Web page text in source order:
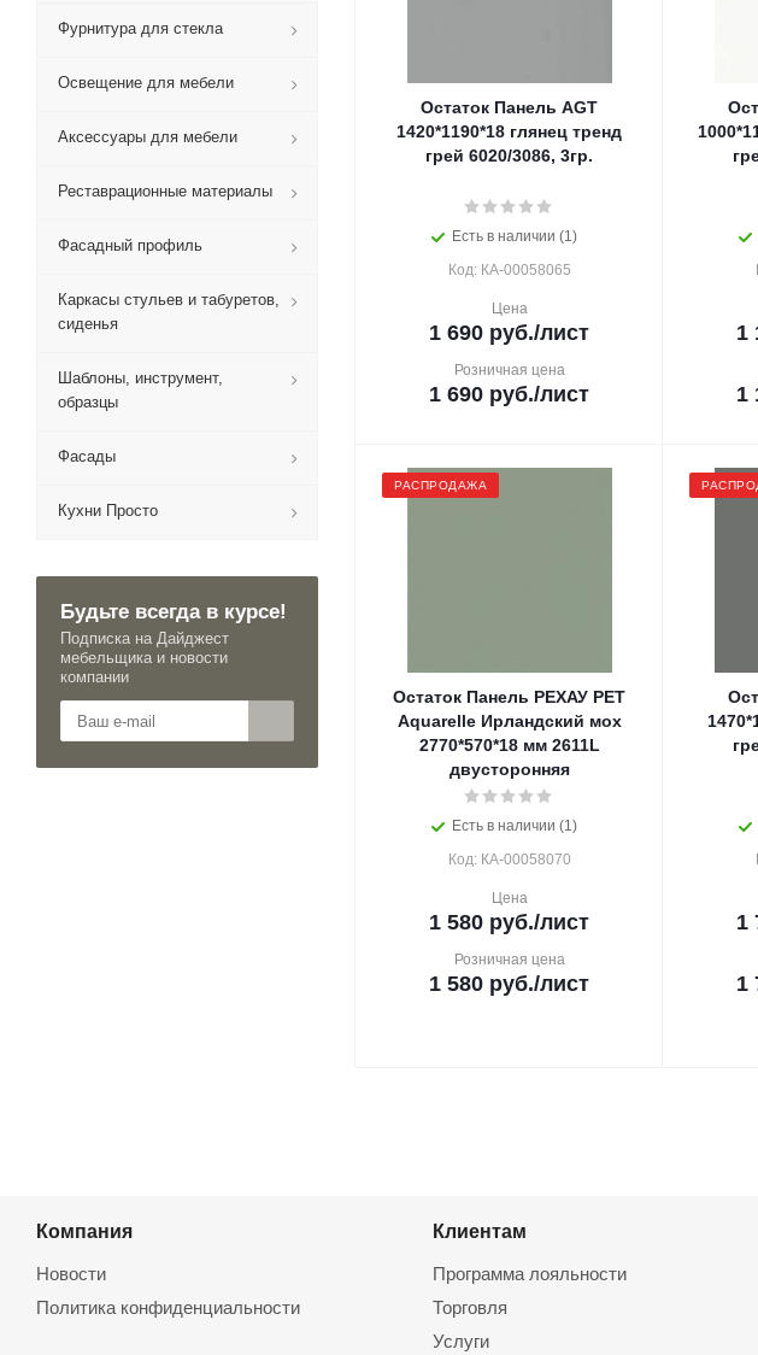
Остаток Панель AGT
1420*1190*18 глянец тренд
грей 6020/3086, 3гр.
Есть в наличии (1)
Код: КА-00058065
Цена
1 690 руб./лист
Розничная цена
1 690 руб./лист
1
1
РАСПРОДАЖА
Остаток Панель РЕХАУ PET
Aquarelle Ирландский мох
2770*570*18 мм 2611L
двусторонняя
Есть в наличии (1)
Код: КА-00058070
Цена
1 580 руб./лист
Розничная цена
1 580 руб./лист
1
1
Фурнитура для стекла
Освещение для мебели
Аксессуары для мебели
Реставрационные материалы
Фасадный профиль
Каркасы стульев и табуретов,
сиденья
Шаблоны, инструмент,
образцы
Фасады
Кухни Просто
Будьте всегда в курсе!
Подписка на Дайджест
мебельщика и новости
компании
Компания
Новости
Политика конфиденциальности
Клиентам
Программа лояльности
Торговля
Услуги